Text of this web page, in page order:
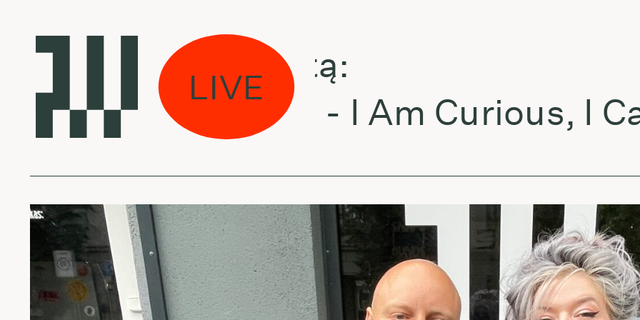
LIVE
eina per miestą:
Aurelia Smith - I Am Curious, I